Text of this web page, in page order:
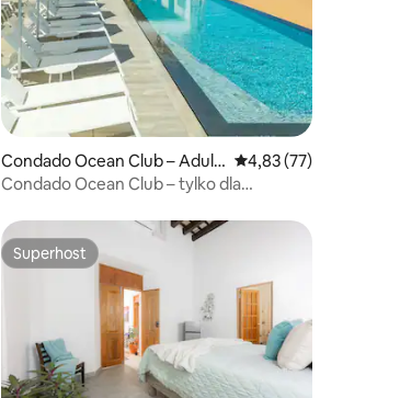
Condado Ocean Club – Adult
s Only
Średnia ocena: 4,83
4,83 (77)
Condado Ocean Club – tylko dla
Superhost
Superhost